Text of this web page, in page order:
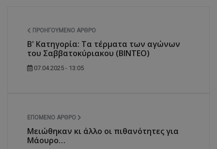
ΠΡΟΗΓΟΎΜΕΝΟ ΆΡΘΡΟ
Β' Κατηγορία: Τα τέρματα των αγώνων
του Σαββατοκύριακου (ΒΙΝΤΕΟ)
07.04.2025 - 13:05
ΕΠΌΜΕΝΟ ΆΡΘΡΟ
Μειώθηκαν κι άλλο οι πιθανότητες για
Μάουρο…